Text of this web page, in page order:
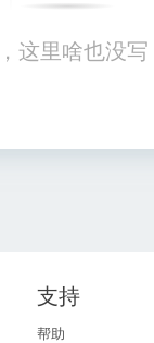
这里啥也没
支持
帮助